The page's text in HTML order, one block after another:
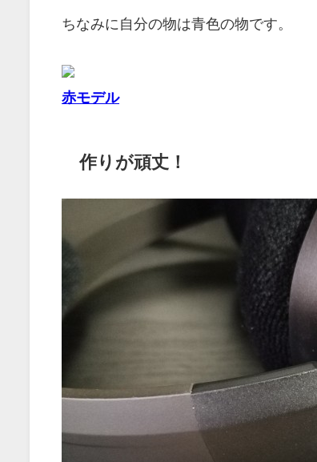
ちなみに自分の物は青色の物です。
赤モデル
作りが頑丈！